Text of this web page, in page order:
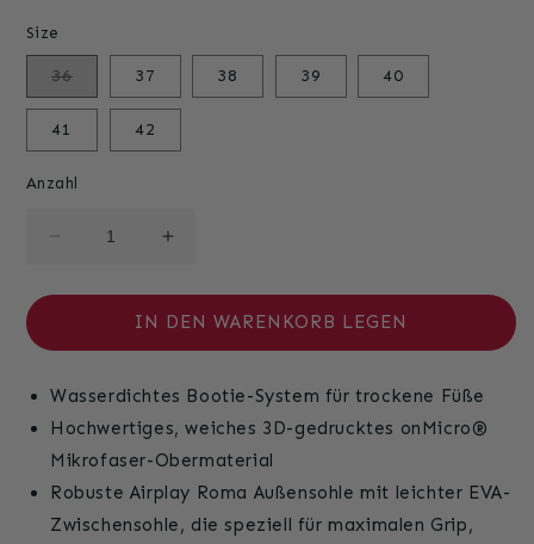
Size
36Variante
oder
verfügbar
37 38 39 40
41 42
Anzahl
Verringere
Menge
Cortona
Weiß
Erhöhe
Menge
für
Cortona
Weiß
IN DEN WARENKORB LEGEN
Wasserdichtes Bootie-System für trockene Füße
Hochwertiges, weiches 3D-gedrucktes onMicro®
Mikrofaser-Obermaterial
Robuste Airplay Roma Außensohle mit leichter EVA-
Zwischensohle, die speziell für maximalen Grip,